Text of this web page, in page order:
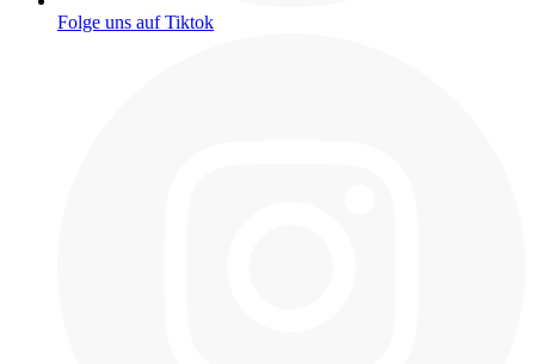
Folge uns auf Tiktok